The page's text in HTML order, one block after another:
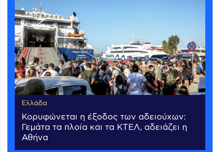
Ελλάδα
Κορυφώνεται η έξοδος των αδειούχων:
Γεμάτα τα πλοία και τα ΚΤΕΛ, αδειάζει η
Αθήνα